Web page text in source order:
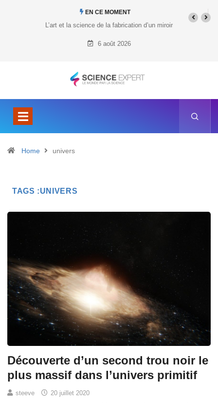
EN CE MOMENT
L’art et la science de la fabrication d’un miroir
6 août 2026
Home univers
TAGS :UNIVERS
Découverte d’un second trou noir le
plus massif dans l’univers primitif
steeve 20 juillet 2020